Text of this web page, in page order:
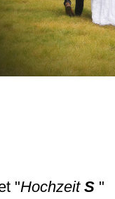
"Hochzeit S "